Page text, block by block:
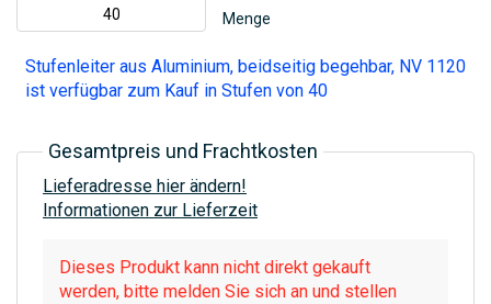
Menge
Stufenleiter aus Aluminium, beidseitig begehbar, NV 1120
ist verfügbar zum Kauf in Stufen von 40
Gesamtpreis und Frachtkosten
Lieferadresse hier ändern!
Informationen zur Lieferzeit
Dieses Produkt kann nicht direkt gekauft
werden, bitte melden Sie sich an und stellen